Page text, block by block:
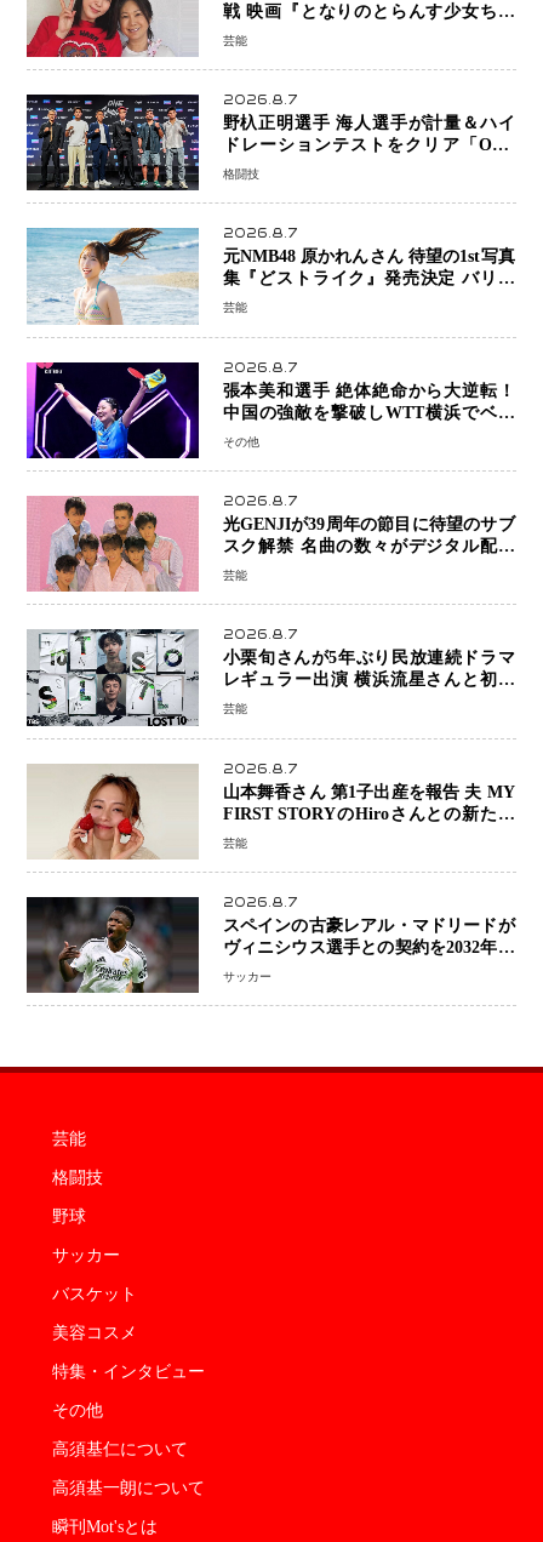
戦 映画『となりのとらんす少女ちゃ
ん』11月7日公開 未来の自分との対話
芸能
2026.8.7
野杁正明選手 海人選手が計量＆ハイ
ドレーションテストをクリア「ONE
SAMURAI 2」決戦へ万全の準備整う
格闘技
2026.8.7
元NMB48 原かれんさん 待望の1st写真
集『どストライク』発売決定 バリで
魅せる25歳の新境地
芸能
2026.8.7
張本美和選手 絶体絶命から大逆転！
中国の強敵を撃破しWTT横浜でベス
ト8進出
その他
2026.8.7
光GENJIが39周年の節目に待望のサブ
スク解禁 名曲の数々がデジタル配信
へ 40周年へ向け1年間で全作品を順次
芸能
2026.8.7
小栗旬さんが5年ぶり民放連続ドラマ
レギュラー出演 横浜流星さんと初共
演『LOST10』で異色バディ結成
芸能
2026.8.7
山本舞香さん 第1子出産を報告 夫 MY
FIRST STORYのHiroさんとの新たな
家族生活「母子ともに健康」
芸能
2026.8.7
スペインの古豪レアル・マドリードが
ヴィニシウス選手との契約を2032年ま
で延長 長期交渉が決着 年俸は約43億
サッカー
芸能
格闘技
野球
サッカー
バスケット
美容コスメ
特集・インタビュー
その他
高須基仁について
高須基一朗について
瞬刊Mot'sとは